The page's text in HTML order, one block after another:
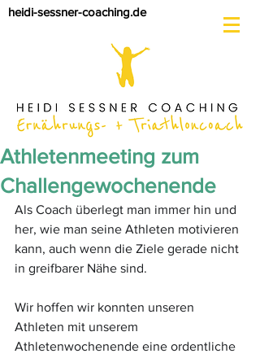
heidi-sessner-coaching.de
Athletenmeeting zum
Challengewochenende
Als Coach überlegt man immer hin und
her, wie man seine Athleten motivieren
kann, auch wenn die Ziele gerade nicht
in greifbarer Nähe sind.
Wir hoffen wir konnten unseren
Athleten mit unserem
Athletenwochenende eine ordentliche